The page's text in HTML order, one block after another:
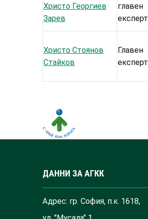
Христо Георгиев
Зарев
главен
експерт
Христо Стоянов
Стайков
Главен
експерт
ДАННИ ЗА АГКК
Адрес: гр. София, п.к. 1618,